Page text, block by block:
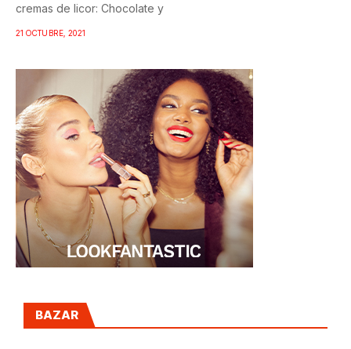
cremas de licor: Chocolate y
21 OCTUBRE, 2021
BAZAR